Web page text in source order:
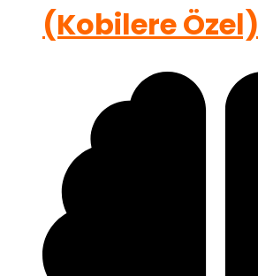
(Kobilere Özel)